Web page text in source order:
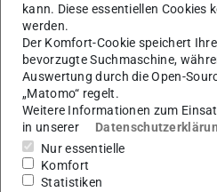
Es ist
Deutsch
Studienbeginn
Praktikum ---
Zulassung
kann. Diese essentiellen Cookies
werden.
Der Komfort-Cookie speichert
bevorzugte Suchmaschine,
Auswertung durch die Open-
„Matomo“ regelt.
Weitere Informationen zum
in unserer
Nur essentielle
Komfort
Statistiken